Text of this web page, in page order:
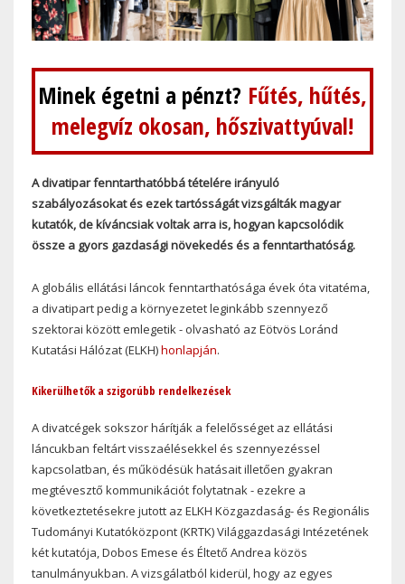
Minek égetni a pénzt? Fűtés, hűtés,
melegvíz okosan, hőszivattyúval!
A divatipar fenntarthatóbbá tételére irányuló
szabályozásokat és ezek tartósságát vizsgálták magyar
kutatók, de kíváncsiak voltak arra is, hogyan kapcsolódik
össze a gyors gazdasági növekedés és a fenntarthatóság.
A globális ellátási láncok fenntarthatósága évek óta vitatéma,
a divatipart pedig a környezetet leginkább szennyező
szektorai között emlegetik - olvasható az Eötvös Loránd
Kutatási Hálózat (ELKH)honlapján.
Kikerülhetők a szigorúbb rendelkezések
A divatcégek sokszor hárítják a felelősséget az ellátási
láncukban feltárt visszaélésekkel és szennyezéssel
kapcsolatban, és működésük hatásait illetően gyakran
megtévesztő kommunikációt folytatnak - ezekre a
következtetésekre jutott az ELKH Közgazdaság- és Regionális
Tudományi Kutatóközpont (KRTK) Világgazdasági Intézetének
két kutatója, Dobos Emese és Éltető Andrea közös
tanulmányukban. A vizsgálatból kiderül, hogy az egyes